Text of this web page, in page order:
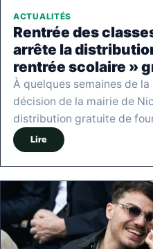
ACTUALITÉS
Rentrée des
arrête la
rentrée scolaire »
À quelques semaines de
décision de la mairie de
distribution gratuite de
Lire